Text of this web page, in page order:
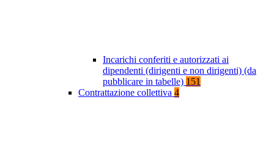
Incarichi conferiti e autorizzati ai
dipendenti (dirigenti e non dirigenti) (da
pubblicare in tabelle) 151
Contrattazione collettiva 4